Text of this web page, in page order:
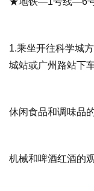
1.乘坐开往科学城
城站或广州路站下车
休闲食品和调味品
机械和啤酒红酒的